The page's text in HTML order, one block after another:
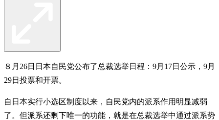
８月26日日本自民党公布了总裁选举日程：9月17日公示，9月
29日投票和开票。
自日本实行小选区制度以来，自民党内的派系作用明显减弱
了。但派系还剩下唯一的功能，就是在总裁选举中通过派系势